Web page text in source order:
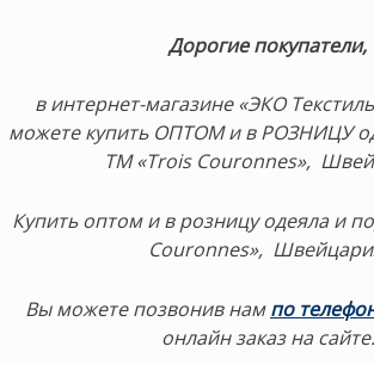
Дорогие покупатели,
в интернет-магазине «ЭКО
можете купить ОПТОМ и в РОЗНИЦУ
ТМ «Trois Couronnes»,
Купить оптом и в розницу одеяла и
Couronnes»,
Вы можете позвонив нампо
онлайн заказ на сайте.